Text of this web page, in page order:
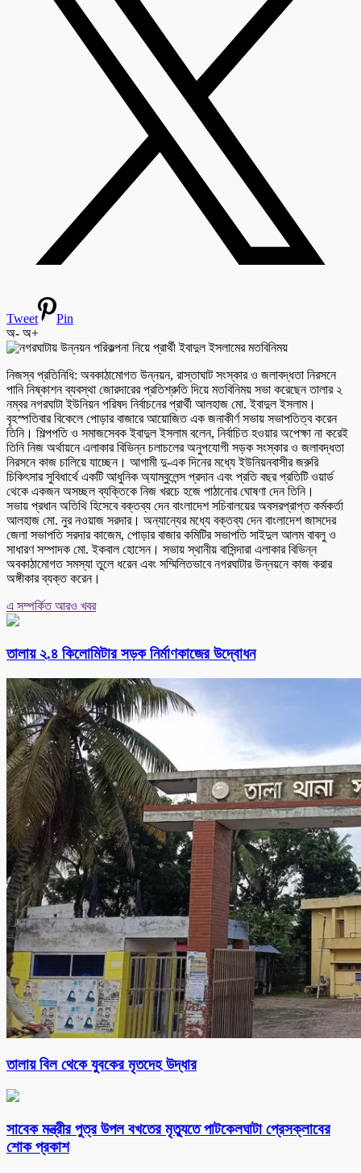
Tweet
Pin
অ- অ+
নিজস্ব প্রতিনিধি: অবকাঠামোগত উন্নয়ন, রাস্তাঘাট সংস্কার ও জলাবদ্ধতা নিরসনে
পানি নিষ্কাশন ব্যবস্থা জোরদারের প্রতিশ্রুতি দিয়ে মতবিনিময় সভা করেছেন তালার ২
নম্বর নগরঘাটা ইউনিয়ন পরিষদ নির্বাচনের প্রার্থী আলহাজ মো. ইবাদুল ইসলাম।
বৃহস্পতিবার বিকেলে পোড়ার বাজারে আয়োজিত এক জনাকীর্ণ সভায় সভাপতিত্ব করেন
তিনি। শিল্পপতি ও সমাজসেবক ইবাদুল ইসলাম বলেন, নির্বাচিত হওয়ার অপেক্ষা না করেই
তিনি নিজ অর্থায়নে এলাকার বিভিন্ন চলাচলের অনুপযোগী সড়ক সংস্কার ও জলাবদ্ধতা
নিরসনে কাজ চালিয়ে যাচ্ছেন। আগামী দু-এক দিনের মধ্যে ইউনিয়নবাসীর জরুরি
চিকিৎসার সুবিধার্থে একটি আধুনিক অ্যাম্বুলেন্স প্রদান এবং প্রতি বছর প্রতিটি ওয়ার্ড
থেকে একজন অসচ্ছল ব্যক্তিকে নিজ খরচে হজে পাঠানোর ঘোষণা দেন তিনি।
সভায় প্রধান অতিথি হিসেবে বক্তব্য দেন বাংলাদেশ সচিবালয়ের অবসরপ্রাপ্ত কর্মকর্তা
আলহাজ মো. নুর নওয়াজ সরদার। অন্যান্যের মধ্যে বক্তব্য দেন বাংলাদেশ জাসদের
জেলা সভাপতি সরদার কাজেম, পোড়ার বাজার কমিটির সভাপতি সাইদুল আলম বাবলু ও
সাধারণ সম্পাদক মো. ইকবাল হোসেন। সভায় স্থানীয় বাসিন্দারা এলাকার বিভিন্ন
অবকাঠামোগত সমস্যা তুলে ধরেন এবং সম্মিলিতভাবে নগরঘাটার উন্নয়নে কাজ করার
অঙ্গীকার ব্যক্ত করেন।
এ সম্পর্কিত আরও খবর
তালায় ২.৪ কিলোমিটার সড়ক নির্মাণকাজের উদ্বোধন
তালায় বিল থেকে যুবকের মৃতদেহ উদ্ধার
সাবেক মন্ত্রীর পুত্র উপল বখতের মৃত্যুতে পাটকেলঘাটা প্রেসক্লাবের
শোক প্রকাশ